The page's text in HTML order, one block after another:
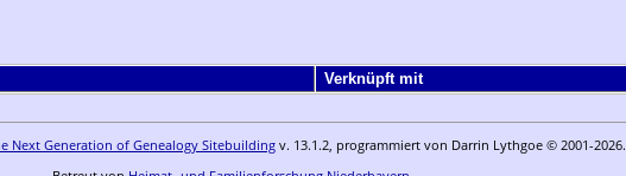
Verknüpft mit
Next Generation of Genealogy Sitebuildingv. 13.1.2, programmiert von Darrin Lythgoe © 2001-2026.